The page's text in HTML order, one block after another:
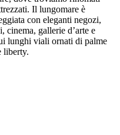
Il lungomare è
con eleganti negozi,
cinema, gallerie d’arte e
lunghi viali ornati di palme
liberty.